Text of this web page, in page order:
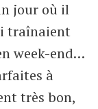
jour où il
traînaient
week-end…
à
très bon,